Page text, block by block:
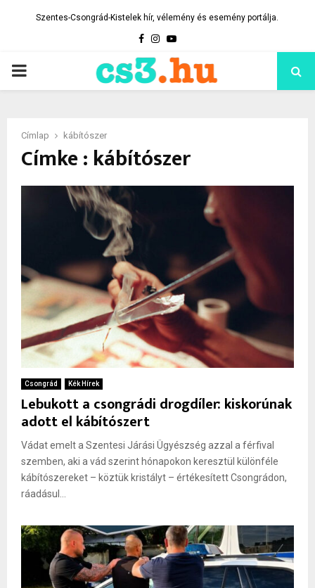
Szentes-Csongrád-Kistelek hír, vélemény és esemény portálja.
Facebook
Instagram
Youtube
PRIMARY
Címlap kábítószer
Címke : kábítószer
Csongrád Kék Hírek
Lebukott a csongrádi drogdíler: kiskorúnak
adott el kábítószert
Vádat emelt a Szentesi Járási Ügyészség azzal a férfival
szemben, aki a vád szerint hónapokon keresztül különféle
kábítószereket – köztük kristályt – értékesített Csongrádon,
ráadásul...